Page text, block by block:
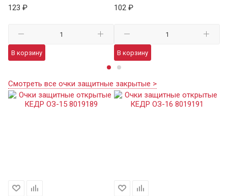
123 ₽
В корзину
102 ₽
В корзину
Смотреть все очки защитные закрытые >